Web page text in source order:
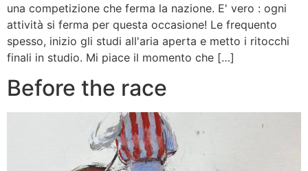
una competizione che ferma la nazione. E' vero : ogni
attività si ferma per questa occasione! Le frequento
spesso, inizio gli studi all'aria aperta e metto i ritocchi
finali in studio. Mi piace il momento che […]
Before the race